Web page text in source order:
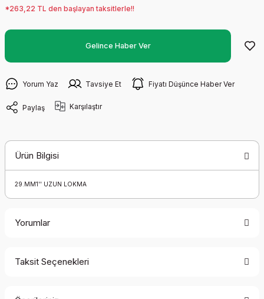
*263,22 TL den başlayan taksitlerle!!
Gelince Haber Ver
Yorum Yaz Tavsiye Et Fiyatı Düşünce Haber Ver
Paylaş Karşılaştır
Ürün Bilgisi
29.MM1'' UZUN LOKMA
Yorumlar
Taksit Seçenekleri